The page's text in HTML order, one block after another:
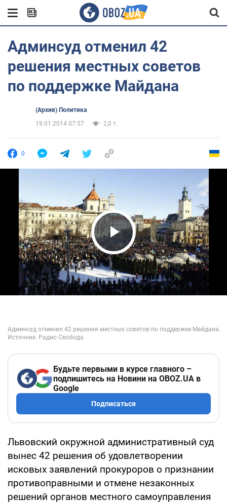
Админсуд отменил 42
решения местных советов
по поддержке Майдана
(Архив) Политика
19.01.2014 07:57
2,0 т.
0
Play Video
Будьте первыми в курсе главного –
подпишитесь на Новини на OBOZ.UA в
Google
Подписаться
Львовский окружной административный суд
вынес 42 решения об удовлетворении
исковых заявлений прокуроров о признании
противоправными и отмене незаконных
решений органов местного самоуправления